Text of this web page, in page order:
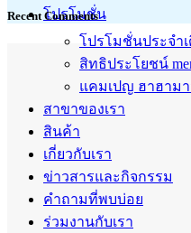
โปรโมชั่น
โปรโมชั่นประจำ
สิทธิประโยชน์
แคมเปญ ฮาฮาม
สาขาของเรา
สินค้า
เกี่ยวกับเรา
ข่าวสารและกิจกรรม
คำถามที่พบบ่อย
ร่วมงานกับเรา
Recent Comments